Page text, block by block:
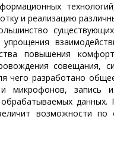
и реализацию
повышения
совещания,
чего разработано
микрофонов, запись
возможности